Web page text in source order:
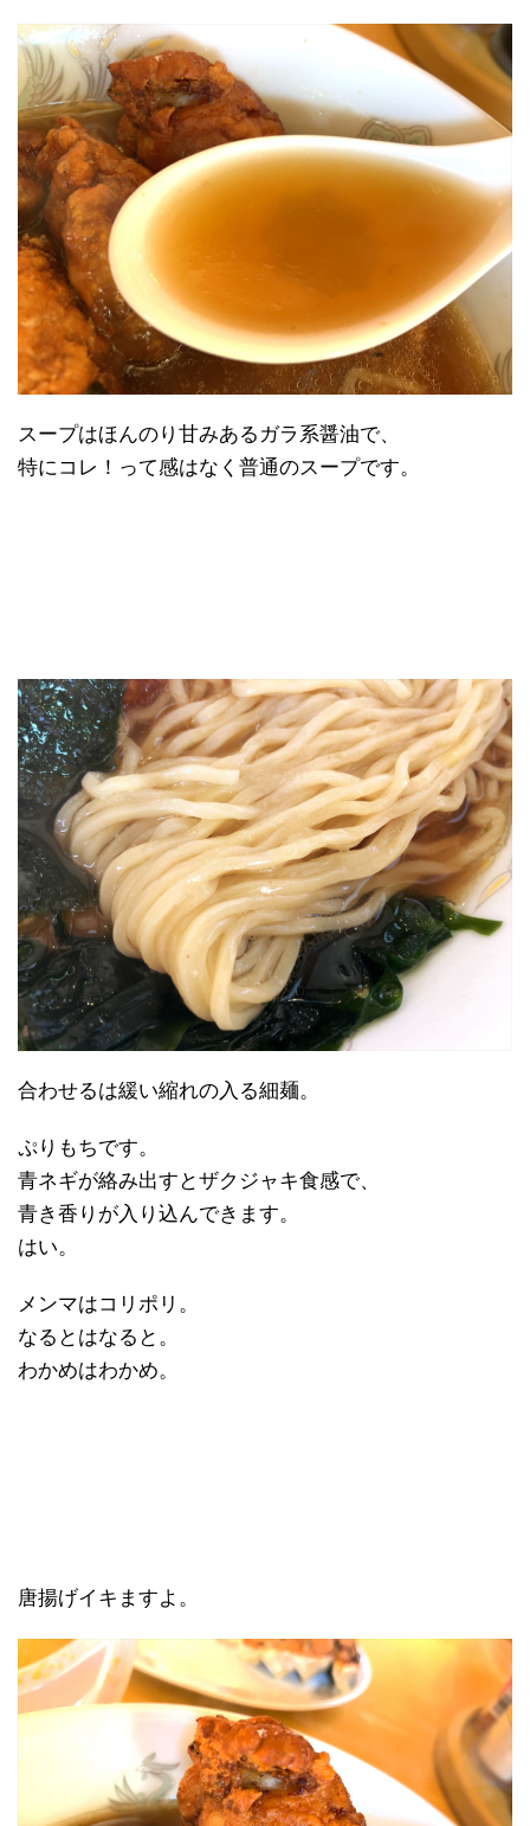
スープはほんのり甘みあるガラ系醤油で、
特にコレ！って感はなく普通のスープです。
合わせるは緩い縮れの入る細麺。
ぷりもちです。
青ネギが絡み出すとザクジャキ食感で、
青き香りが入り込んできます。
はい。
メンマはコリポリ。
なるとはなると。
わかめはわかめ。
唐揚げイキますよ。